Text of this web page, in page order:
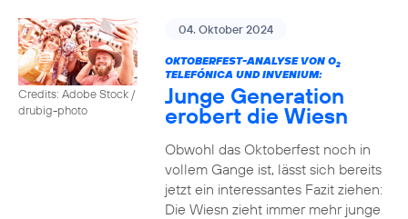
Credits: Adobe Stock /
drubig-photo
04. Oktober 2024
OKTOBERFEST-ANALYSE VON O2
TELEFÓNICA UND INVENIUM:
Junge Generation
erobert die Wiesn
Obwohl das Oktoberfest noch in
vollem Gange ist, lässt sich bereits
jetzt ein interessantes Fazit ziehen:
Die Wiesn zieht immer mehr junge